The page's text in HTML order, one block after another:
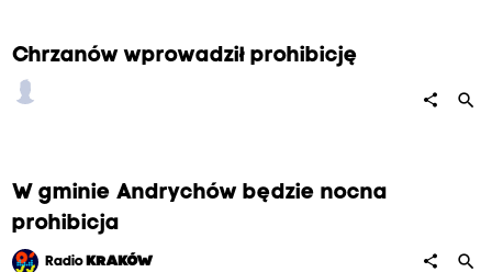
Chrzanów wprowadził prohibicję
share search
W gminie Andrychów będzie nocna
prohibicja
Radio KRAKÓW share search